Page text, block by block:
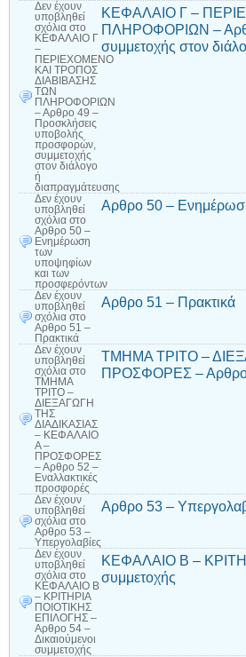
Δεν έχουν
υποβληθεί
σχόλια στο
ΚΕΦΑΛΑΙΟ Γ
–
ΠΕΡΙΕΧΟΜΕΝΟ
ΚΑΙ ΤΡΟΠΟΣ
ΔΙΑΒΙΒΑΣΗΣ
ΤΩΝ
ΠΛΗΡΟΦΟΡΙΩΝ
– Αρθρο 49 –
Προσκλήσεις
υποβολής
προσφορών,
συμμετοχής
στον διάλογο
ή
διαπραγμάτευσης
ΚΕΦΑΛΑΙΟ Γ –
ΠΛΗΡΟΦΟΡΙΩΝ –
συμμετοχής στον
Δεν έχουν
υποβληθεί
σχόλια στο
Αρθρο 50 –
Ενημέρωση
των
υποψηφίων
και των
προσφερόντων
Αρθρο 50 –
Δεν έχουν
υποβληθεί
σχόλια στο
Αρθρο 51 –
Πρακτικά
Αρθρο 51 – Πρακτικά
Δεν έχουν
υποβληθεί
σχόλια στο
ΤΜΗΜΑ
ΤΡΙΤΟ –
ΔΙΕΞΑΓΩΓΗ
ΤΗΣ
ΔΙΑΔΙΚΑΣΙΑΣ
– ΚΕΦΑΛΑΙΟ
Α –
ΠΡΟΣΦΟΡΕΣ
– Αρθρο 52 –
Εναλλακτικές
προσφορές
ΤΜΗΜΑ ΤΡΙΤΟ –
ΠΡΟΣΦΟΡΕΣ – Αρθρο
Δεν έχουν
υποβληθεί
σχόλια στο
Αρθρο 53 –
Υπεργολαβίες
Αρθρο 53 –
Δεν έχουν
υποβληθεί
σχόλια στο
ΚΕΦΑΛΑΙΟ Β
– ΚΡΙΤΗΡΙΑ
ΠΟΙΟΤΙΚΗΣ
ΕΠΙΛΟΓΗΣ –
Αρθρο 54 –
Δικαιούμενοι
συμμετοχής
ΚΕΦΑΛΑΙΟ Β –
συμμετοχής